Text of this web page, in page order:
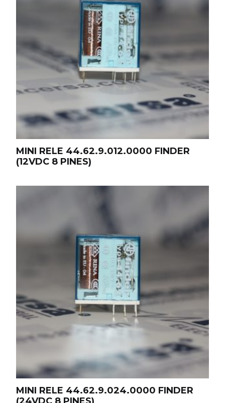
MINI RELE 44.62.9.012.0000 FINDER
(12VDC 8 PINES)
MINI RELE 44.62.9.024.0000 FINDER